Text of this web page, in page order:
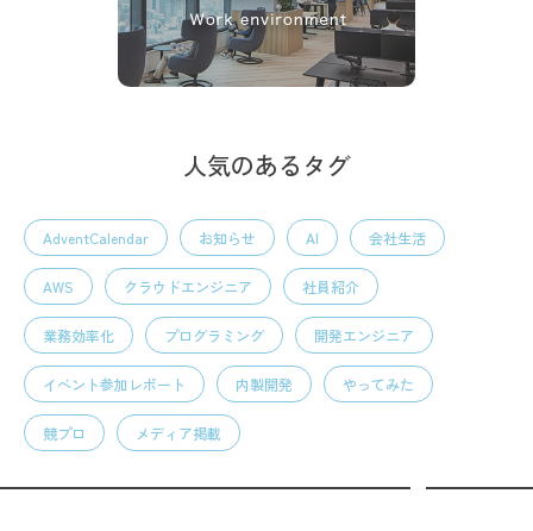
人気のあるタグ
AdventCalendar お知らせ AI 会社生活
AWS クラウドエンジニア 社員紹介
業務効率化 プログラミング 開発エンジニア
イベント参加レポート 内製開発 やってみた
競プロ メディア掲載